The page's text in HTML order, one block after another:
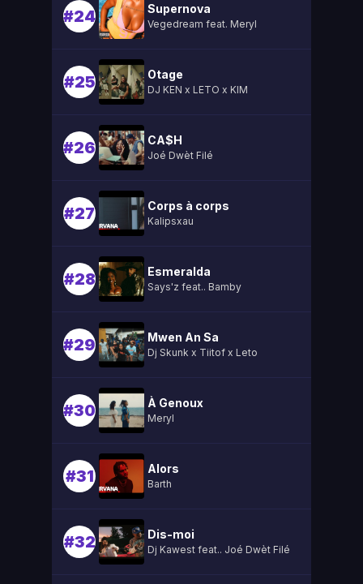
#24 Supernova
Vegedream feat. Meryl
#25 Otage
DJ KEN x LETO x KIM
#26 CA$H
Joé Dwèt Filé
#27 Corps à corps
Kalipsxau
#28 Esmeralda
Says'z feat.. Bamby
#29 Mwen An Sa
Dj Skunk x Tiitof x Leto
#30 À Genoux
Meryl
#31 Alors
Barth
#32 Dis-moi
Dj Kawest feat.. Joé Dwèt Filé